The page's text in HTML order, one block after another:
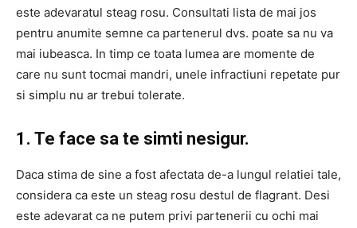
este adevaratul steag rosu. Consultati lista de mai jos
pentru anumite semne ca partenerul dvs. poate sa nu va
mai iubeasca. In timp ce toata lumea are momente de
care nu sunt tocmai mandri, unele infractiuni repetate pur
si simplu nu ar trebui tolerate.
1. Te face sa te simti nesigur.
Daca stima de sine a fost afectata de-a lungul relatiei tale,
considera ca este un steag rosu destul de flagrant. Desi
este adevarat ca ne putem privi partenerii cu ochi mai